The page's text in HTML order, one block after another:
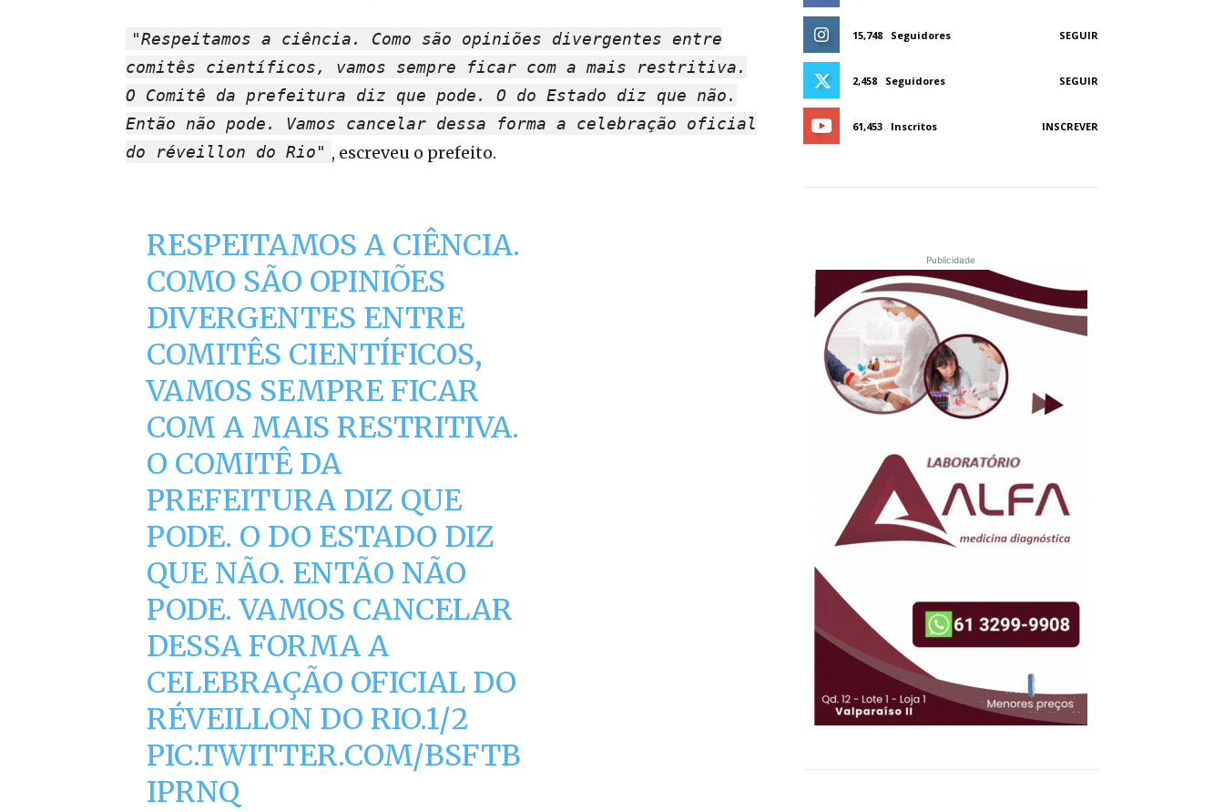
"Respeitamos a ciência. Como são opiniões divergentes entre
comitês científicos, vamos sempre ficar com a mais restritiva.
O Comitê da prefeitura diz que pode. O do Estado diz que não.
Então não pode. Vamos cancelar dessa forma a celebração oficial
do réveillon do Rio" , escreveu o prefeito.
RESPEITAMOS A CIÊNCIA.
COMO SÃO OPINIÕES
DIVERGENTES ENTRE
COMITÊS CIENTÍFICOS,
VAMOS SEMPRE FICAR
COM A MAIS RESTRITIVA.
O COMITÊ DA
PREFEITURA DIZ QUE
PODE. O DO ESTADO DIZ
QUE NÃO. ENTÃO NÃO
PODE. VAMOS CANCELAR
DESSA FORMA A
CELEBRAÇÃO OFICIAL DO
RÉVEILLON DO RIO.1/2
PIC.TWITTER.COM/BSFTB
IPRNQ
15,748 Seguidores SEGUIR
2,458 Seguidores SEGUIR
61,453 Inscritos INSCREVER
Publicidade